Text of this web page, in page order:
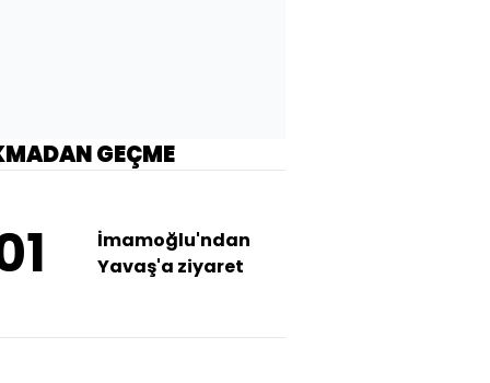
GEÇME
İmamoğlu'ndan
Yavaş'a ziyaret